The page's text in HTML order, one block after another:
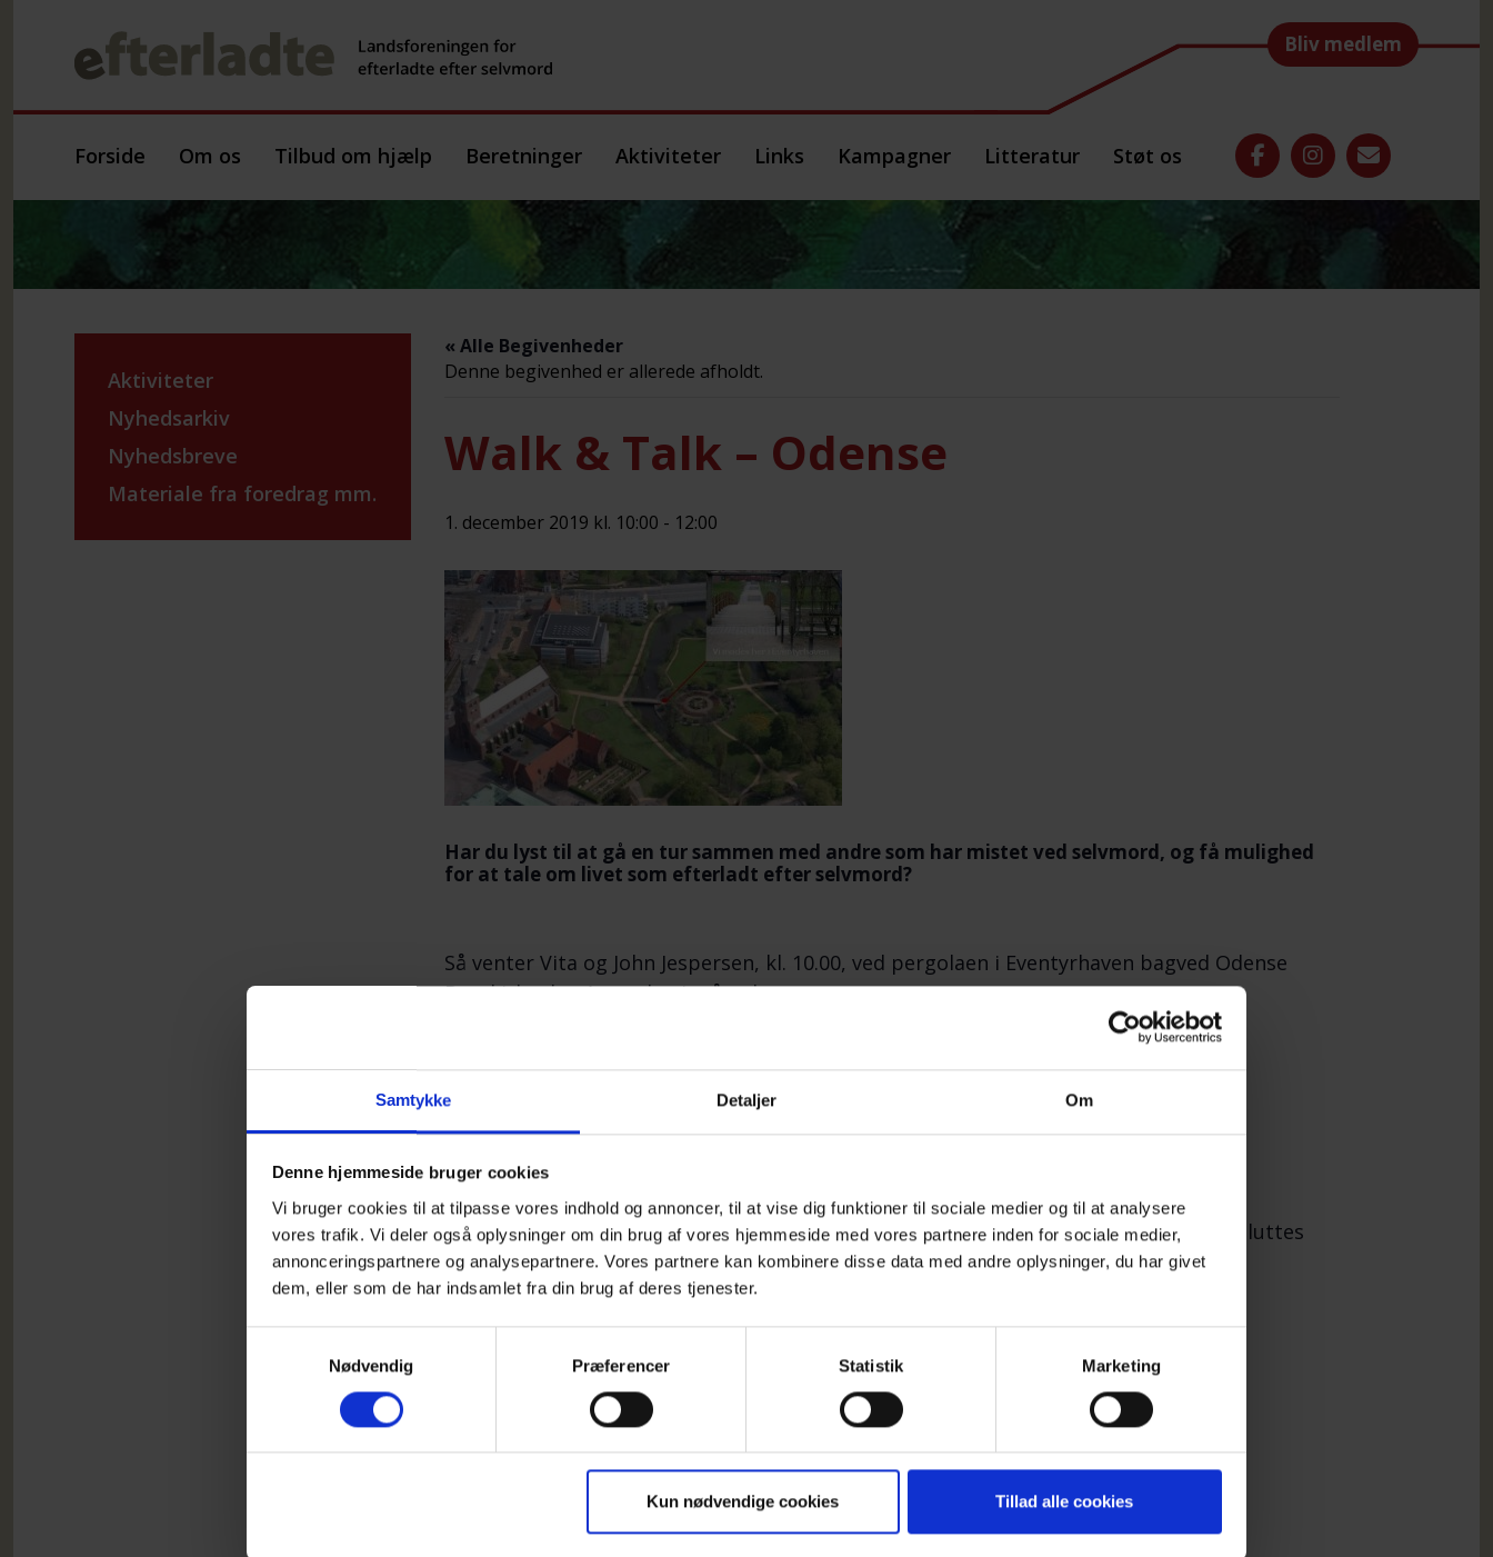
Samtykke Detaljer Om
Denne hjemmeside bruger cookies
Vi bruger cookies til at tilpasse vores indhold og annoncer, til at vise dig funktioner til sociale medier og til at analysere
vores trafik. Vi deler også oplysninger om din brug af vores hjemmeside med vores partnere inden for sociale medier,
annonceringspartnere og analysepartnere. Vores partnere kan kombinere disse data med andre oplysninger, du har givet
dem, eller som de har indsamlet fra din brug af deres tjenester.
Nødvendig
Præferencer Statistik Marketing
Kun nødvendige cookies Tillad alle cookies
Bliv medlem
Forside Om os Tilbud om hjælp Beretninger Aktiviteter Links Kampagner Litteratur Støt os
« Alle Begivenheder
Denne begivenhed er allerede afholdt.
Walk & Talk – Odense
1. december 2019 kl. 10:00 - 12:00
Har du lyst til at gå en tur sammen med andre som har mistet ved selvmord, og få mulighed
for at tale om livet som efterladt efter selvmord?
Så venter Vita og John Jespersen, kl. 10.00, ved pergolaen i Eventyrhaven bagved Odense
Domkirke den 1. søndag i måneden.
Følgende datoer er aftalt: 1. december 2019,
og i 2020: 19. januar, 16. februar, 22. marts, 26. april, 17. maj og 21. juni
Vi forventer at turen slutter ca. kl. 12.00. Hvis der er stemning for det, kan turen afsluttes
over en kop kaffe eller andet for egen regning på en af byens cafeer.
Vita og John har mistet en voksen søn ved selvmord.
Aktiviteter
Nyhedsarkiv
Nyhedsbreve
Materiale fra foredrag mm.